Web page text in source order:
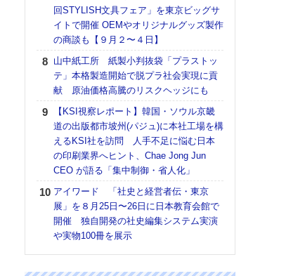
回STYLISH文具フェア」を東京ビッグサ
イトで開催 OEMやオリジナルグッズ製作
の商談も【９月２〜４日】
山中紙工所 紙製小判抜袋「プラストッ
テ」本格製造開始で脱プラ社会実現に貢
献 原油価格高騰のリスクヘッジにも
【KSI視察レポート】韓国・ソウル京畿
道の出版都市坡州(パジュ)に本社工場を構
えるKSI社を訪問 人手不足に悩む日本
の印刷業界へヒント、Chae Jong Jun
CEO が語る「集中制御・省人化」
アイワード 「社史と経営者伝・東京
展」を８月25日〜26日に日本教育会館で
開催 独自開発の社史編集システム実演
や実物100冊を展示